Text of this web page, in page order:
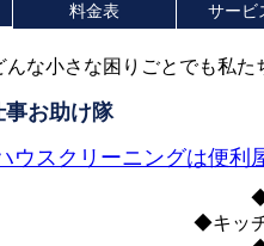
料金表 サービ
ウスクリーニングは便利
◆キッ